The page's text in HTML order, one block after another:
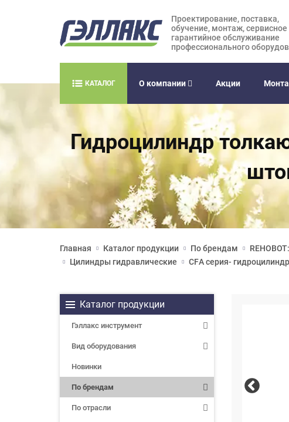
Проектирование, поставка,
обучение, монтаж, сервисное
гарантийное обслуживание
профессионального
КАТАЛОГ О компании Акции
Гидроцилиндр
Главная Каталог продукции По брендам
Цилиндры гидравлические
CFА серия-
Каталог продукции
Гэллакс инструмент
Вид оборудования
Новинки
По брендам
По отрасли